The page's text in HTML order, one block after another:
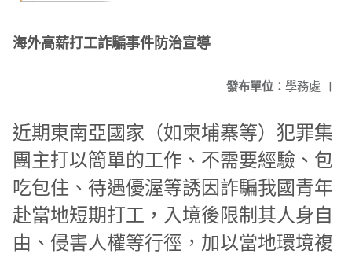
海外高薪打工詐騙事件防治宣導
發布單位： 學務處 |
近期東南亞國家（如柬埔寨等）犯罪集
團主打以簡單的工作、不需要經驗、包
吃包住、待遇優渥等誘因詐騙我國青年
赴當地短期打工，入境後限制其人身自
由、侵害人權等行徑，加以當地環境複